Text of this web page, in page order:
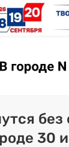
без
30